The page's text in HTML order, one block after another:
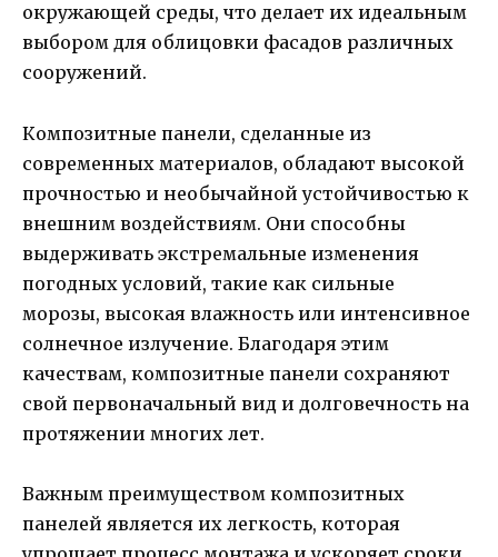
окружающей среды, что делает их идеальным
выбором для облицовки фасадов различных
сооружений.
Композитные панели, сделанные из
современных материалов, обладают высокой
прочностью и необычайной устойчивостью к
внешним воздействиям. Они способны
выдерживать экстремальные изменения
погодных условий, такие как сильные
морозы, высокая влажность или интенсивное
солнечное излучение. Благодаря этим
качествам, композитные панели сохраняют
свой первоначальный вид и долговечность на
протяжении многих лет.
Важным преимуществом композитных
панелей является их легкость, которая